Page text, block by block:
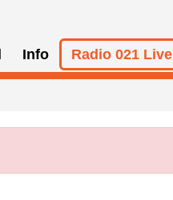
Info Radio 021 Live